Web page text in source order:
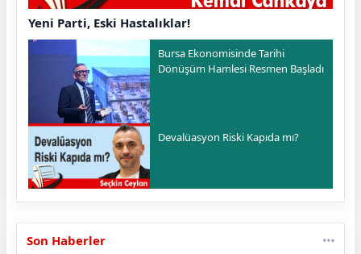
Yeni Parti, Eski Hastalıklar!
Bursa Ekonomisinde Tarihi
Dönüşüm Hamlesi Resmen Başladı
Devalüasyon Riski Kapıda mı?
Son Haberler